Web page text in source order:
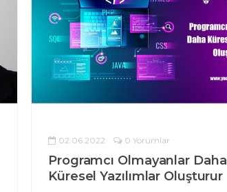
02.06.2022 0 Yorumlar
Programcı Olmayanlar Daha
Küresel Yazılımlar Oluşturur